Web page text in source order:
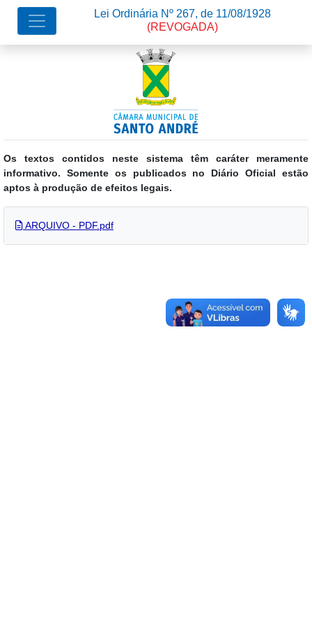
Os textos contidos neste sistema têm caráter meramente
informativo. Somente os publicados no Diário Oficial estão
aptos à produção de efeitos legais.
Lei Ordinária Nº 267, de 11/08/1928
(REVOGADA)
ARQUIVO - PDF.pdf